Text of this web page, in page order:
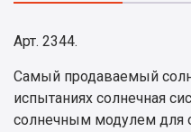
Арт. 2344.
Самый продаваемый
испытаниях солнечная
солнечным модулем для